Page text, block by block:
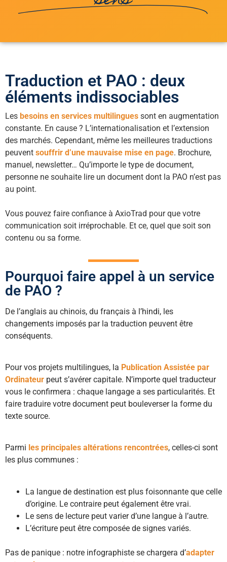
Traduction et PAO : deux
éléments indissociables
Les besoins en services multilingues sont en augmentation
constante. En cause ? L’internationalisation et l’extension
des marchés. Cependant, même les meilleures traductions
peuvent souffrir d’une mauvaise mise en page. Brochure,
manuel, newsletter… Qu’importe le type de document,
personne ne souhaite lire un document dont la PAO n’est pas
au point.
Vous pouvez faire confiance à AxioTrad pour que votre
communication soit irréprochable. Et ce, quel que soit son
contenu ou sa forme.
Pourquoi faire appel à un service
de PAO ?
De l’anglais au chinois, du français à l’hindi, les
changements imposés par la traduction peuvent être
conséquents.
Pour vos projets multilingues, la Publication Assistée par
Ordinateur peut s’avérer capitale. N’importe quel traducteur
vous le confirmera : chaque langage a ses particularités. Et
faire traduire votre document peut bouleverser la forme du
texte source.
Parmi les principales altérations rencontrées, celles-ci sont
les plus communes :
La langue de destination est plus foisonnante que celle
d’origine. Le contraire peut également être vrai.
Le sens de lecture peut varier d’une langue à l’autre.
L’écriture peut être composée de signes variés.
Pas de panique : notre infographiste se chargera d’adapter